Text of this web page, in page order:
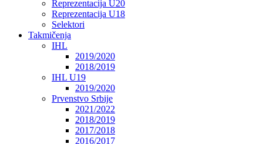
Reprezentacija U20
Reprezentacija U18
Selektori
Takmičenja
IHL
2019/2020
2018/2019
IHL U19
2019/2020
Prvenstvo Srbije
2021/2022
2018/2019
2017/2018
2016/2017